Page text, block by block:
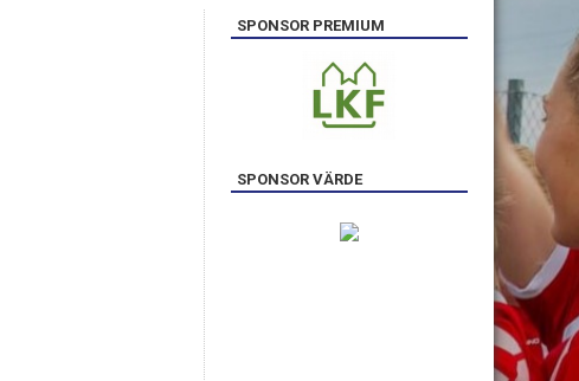
SPONSOR PREMIUM
SPONSOR VÄRDE